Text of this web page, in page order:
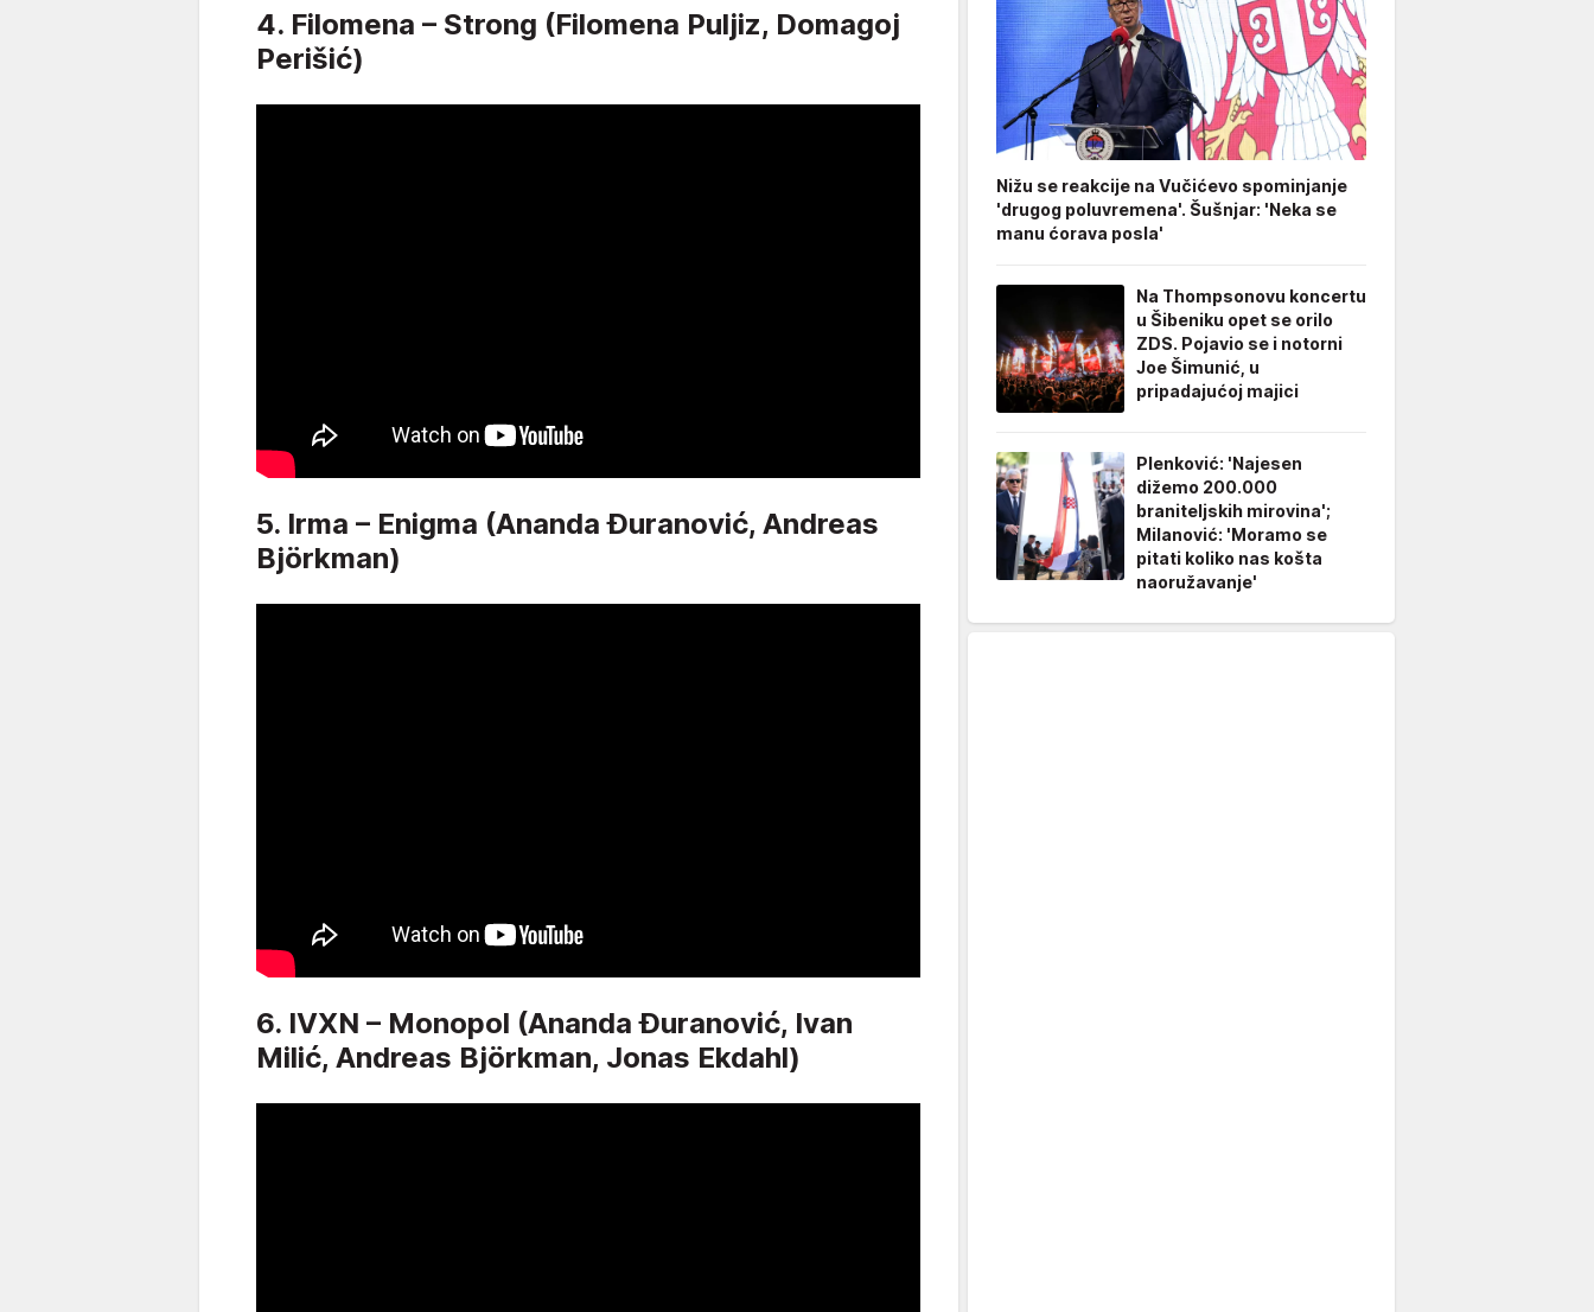
4. Filomena – Strong (Filomena Puljiz, Domagoj
Perišić)
5. Irma – Enigma (Ananda Đuranović, Andreas
Björkman)
6. IVXN – Monopol (Ananda Đuranović, Ivan
Milić, Andreas Björkman, Jonas Ekdahl)
Nižu se reakcije na Vučićevo spominjanje
'drugog poluvremena'. Šušnjar: 'Neka se
manu ćorava posla'
Na Thompsonovu koncertu
u Šibeniku opet se orilo
ZDS. Pojavio se i notorni
Joe Šimunić, u
pripadajućoj majici
Plenković: 'Najesen
dižemo 200.000
braniteljskih mirovina';
Milanović: 'Moramo se
pitati koliko nas košta
naoružavanje'